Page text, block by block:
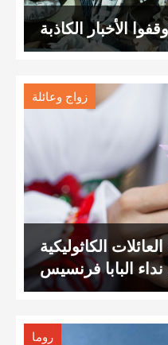
الأخبار الكاذبة
زواج وعائلة
الكاثوليكية
البابا فرنسيس
روما